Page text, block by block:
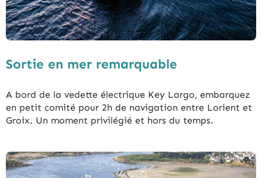
Sortie en mer remarquable
A bord de la vedette électrique Key Largo, embarquez
en petit comité pour 2h de navigation entre Lorient et
Groix. Un moment privilégié et hors du temps.